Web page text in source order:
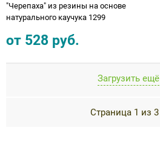
"Черепаха" из резины на основе
натурального каучука 1299
от 528 руб.
Загрузить ещё
Страница 1 из 3